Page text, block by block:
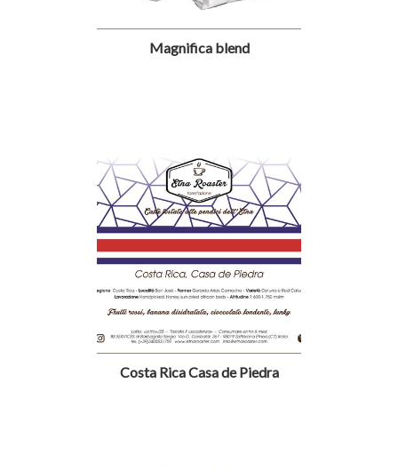
Magnifica blend
Costa Rica Casa de Piedra